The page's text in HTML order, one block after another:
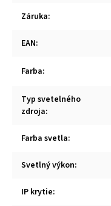
Záruka:
EAN:
Farba:
Typ svetelného
zdroja:
Farba svetla:
Svetlný výkon:
IP krytie: